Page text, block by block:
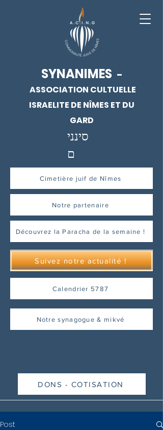
SYNANIMES -
ASSOCIATION CULTUELLE
ISRAELITE DE NÎMES ET DU
GARD
סינני
ם
Cimetière juif de Nîmes
Notre partenaire
Découvrez la Paracha de la semaine !
Suivez notre actualité !
Calendrier 5787
Notre synagogue & mikvé
DONS - COTISATION
Post